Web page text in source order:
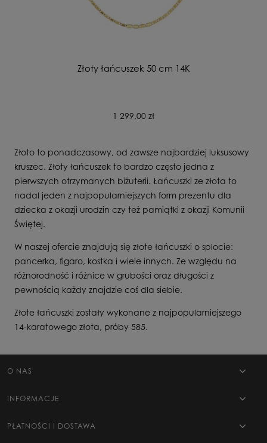
Złoty łańcuszek 50 cm 14K
1 299,00 zł
Złoto to ponadczasowy, od zawsze najbardziej luksusowy
kruszec. Złoty łańcuszek to bardzo często jedna z
pierwszych otrzymanych biżuterii. Łańcuszki ze złota to
nadal jeden z najpopularniejszych form prezentu dla
dziecka z okazji urodzin czy też pamiątki z okazji Komunii
Świętej.
W naszej ofercie znajdują się złote łańcuszki o splocie:
pancerka, figaro, kostka i wiele innych. Ze względu na
różnorodność i różnice w grubości oraz długości z
pewnością każdy znajdzie coś dla siebie.
Złote łańcuszki zostały wykonane z najpopularniejszego
14-karatowego złota, próby 585.
O NAS
INFORMACJE
PŁATNOŚCI I DOSTAWA